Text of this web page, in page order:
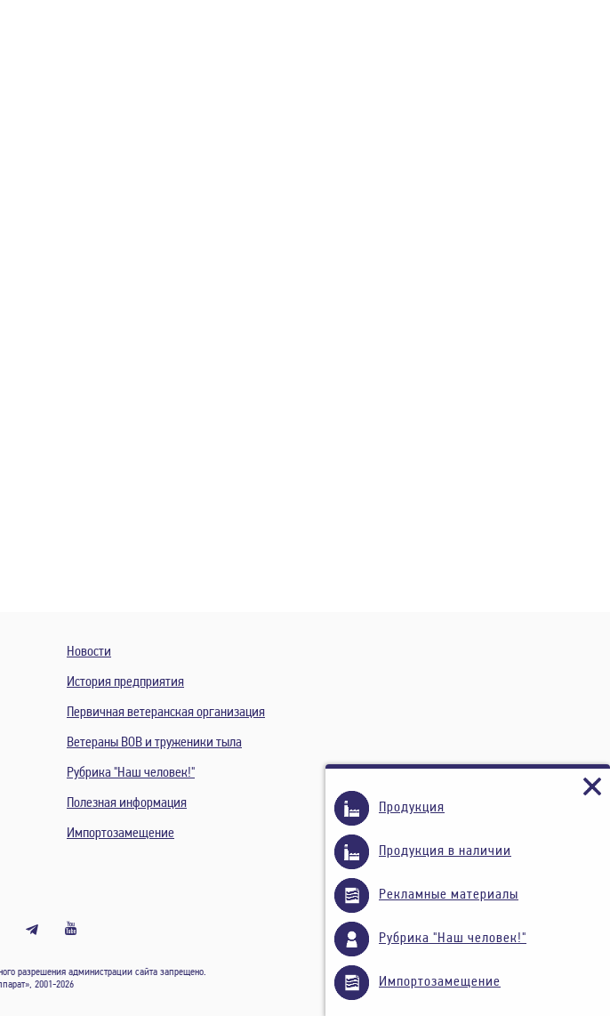
Новости
История предприятия
Первичная ветеранская организация
Ветераны ВОВ и труженики тыла
Рубрика "Наш человек!"
Полезная информация
Импортозамещение
разрешения администрации сайта запрещено.
2001-2026
Продукция
Продукция в наличии
Рекламные материалы
Рубрика "Наш человек!"
Импортозамещение